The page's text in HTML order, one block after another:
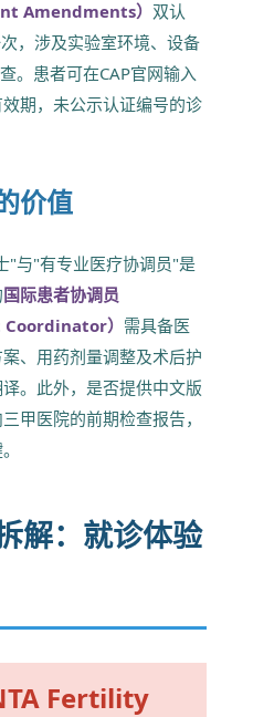
Amendments） 双认
，涉及实验室环境、设备
。患者可在CAP官网输入
期，未公示认证编号的诊
价值
"与"有专业医疗协调员"是
国际患者协调员
） 需具备医
、用药剂量调整及术后护
。此外，是否提供中文版
甲医院的前期检查报告，
解：就诊体验
Fertility